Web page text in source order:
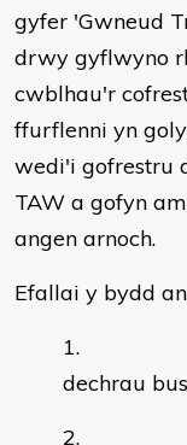
gyfer 'Gwneud
drwy gyflwyno
cwblhau'r
ffurflenni yn
wedi'i gofrestru
TAW a gofyn
angen arnoch.
Efallai y bydd
dechrau